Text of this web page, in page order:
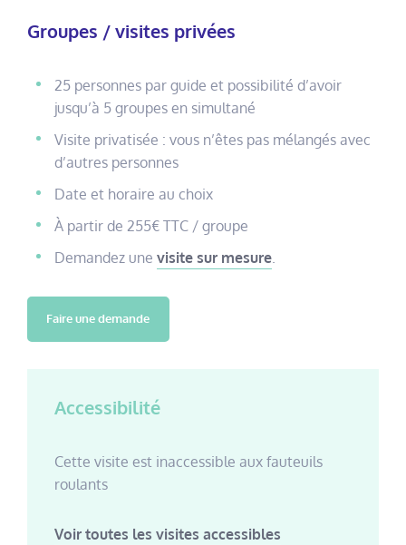
Groupes / visites privées
25 personnes par guide et possibilité d’avoir
jusqu’à 5 groupes en simultané
Visite privatisée : vous n’êtes pas mélangés avec
d’autres personnes
Date et horaire au choix
À partir de 255€ TTC / groupe
Demandez une visite sur mesure
Faire une demande
Accessibilité
Cette visite est inaccessible aux fauteuils
roulants
Voir toutes les visites accessibles